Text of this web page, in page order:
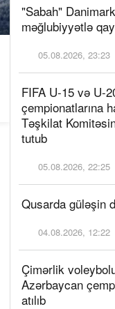
"Sabah"
məğlubiyyətlə
05.08.2026, 23:23
FIFA U-15 və U-
çempionatlarına
Təşkilat
tutub
05.08.2026, 22:25
Qusarda güləşin
04.08.2026, 12:22
Çimərlik
Azərbaycan
atılıb